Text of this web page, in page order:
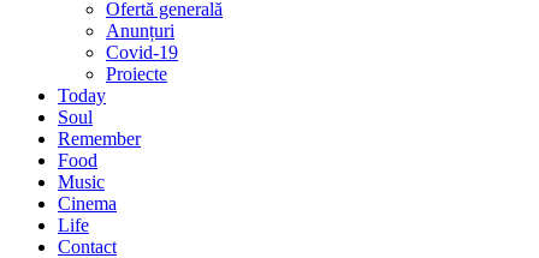
Ofertă generală
Anunțuri
Covid-19
Proiecte
Today
Soul
Remember
Food
Music
Cinema
Life
Contact